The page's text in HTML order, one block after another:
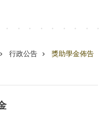
行政公告 獎助學金佈告